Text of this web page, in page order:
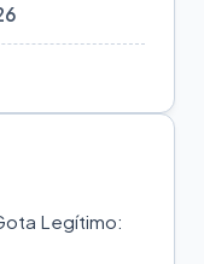
Legítimo: